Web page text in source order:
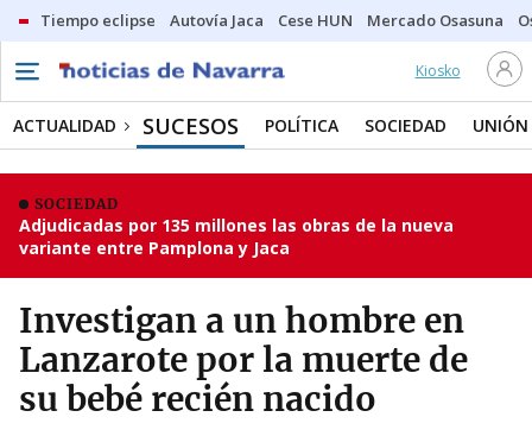
Tiempo eclipse Autovía Jaca Cese HUN Mercado Osasuna
Kiosko
ACTUALIDAD SUCESOS POLÍTICA SOCIEDAD UNIÓN
SOCIEDAD
Adjudicadas por 135 millones las obras de la nueva
variante entre Pamplona y Jaca
Investigan a un hombre en
Lanzarote por la muerte de
su bebé recién nacido